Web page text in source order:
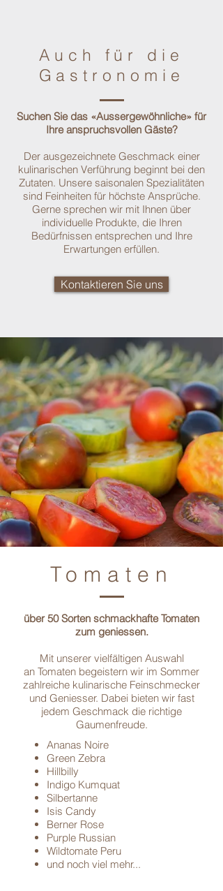
Auch für die
Gastronomie
Suchen Sie das «Aussergewöhnliche» für
Ihre anspruchsvollen Gäste?
Der ausgezeichnete Geschmack einer
kulinarischen Verführung beginnt bei den
Zutaten. Unsere saisonalen Spezialitäten
sind Feinheiten für höchste Ansprüche.
Gerne sprechen wir mit Ihnen über
individuelle Produkte, die Ihren
Bedürfnissen entsprechen und Ihre
Erwartungen erfüllen.
Kontaktieren Sie uns
Tomaten
über 50 Sorten schmackhafte Tomaten
zum geniessen.
Mit unserer vielfältigen Auswahl
an Tomaten begeistern wir im Sommer
zahlreiche kulinarische Feinschmecker
und Geniesser. Dabei bieten wir fast
jedem Geschmack die richtige
Gaumenfreude.
Ananas Noire
Green Zebra
Hillbilly
Indigo Kumquat
Silbertanne
Isis Candy
Berner Rose
Purple Russian
Wildtomate Peru
und noch viel mehr...